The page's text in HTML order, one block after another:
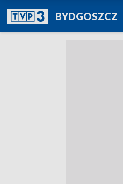
BYDGOSZCZ
TVP